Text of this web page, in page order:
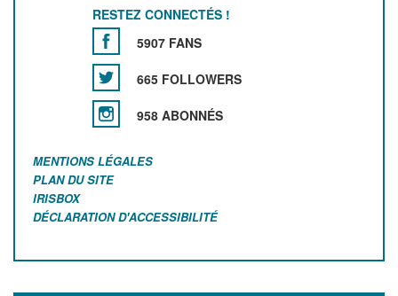
RESTEZ CONNECTÉS !
5907 FANS
665 FOLLOWERS
958 ABONNÉS
MENTIONS LÉGALES
PLAN DU SITE
IRISBOX
DÉCLARATION D'ACCESSIBILITÉ